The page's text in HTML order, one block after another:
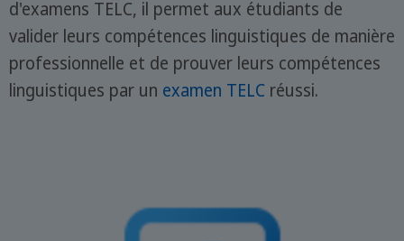
d'examens TELC, il permet aux étudiants de
valider leurs compétences linguistiques de manière
professionnelle et de prouver leurs compétences
linguistiques par un examen TELC réussi.